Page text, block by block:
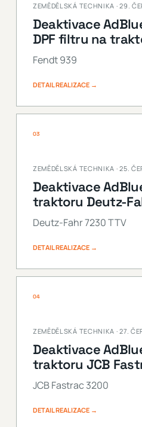
ZEMĚDĚLSKÁ TECHNIKA · 29.
Deaktivace
DPF filtru na
Fendt 939
DETAIL REALIZACE →
03
ZEMĚDĚLSKÁ TECHNIKA · 25.
Deaktivace
traktoru Deutz-
Deutz-Fahr 7230 TTV
DETAIL REALIZACE →
04
ZEMĚDĚLSKÁ TECHNIKA · 27.
Deaktivace
traktoru JCB
JCB Fastrac 3200
DETAIL REALIZACE →